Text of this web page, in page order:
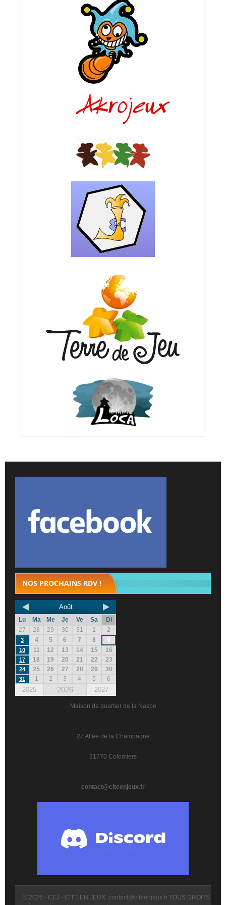
NOS PROCHAINS RDV !
Août
Lu Ma Me Je Ve Sa
Di
27
28 29 30 31 1 2
3 4 5 6 7 8 9
10 11 12 13 14 15 16
17 18 19 20 21 22 23
24 25 26 27 28 29 30
31 1 2 3 4 5 6
2025 2026 2027
Maison de quartier de la Naspe
27 Allée de la Champagne
31770 Colomiers
contact@citeenjeux.fr
© 2026 - CEJ - CITE EN JEUX. contact@citeenjeux.fr TOUS DROITS